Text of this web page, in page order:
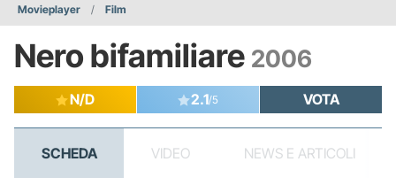
Movieplayer Film
Nero bifamiliare 2006
N/D 2.1/5 VOTA
SCHEDA VIDEO NEWS E ARTICOLI